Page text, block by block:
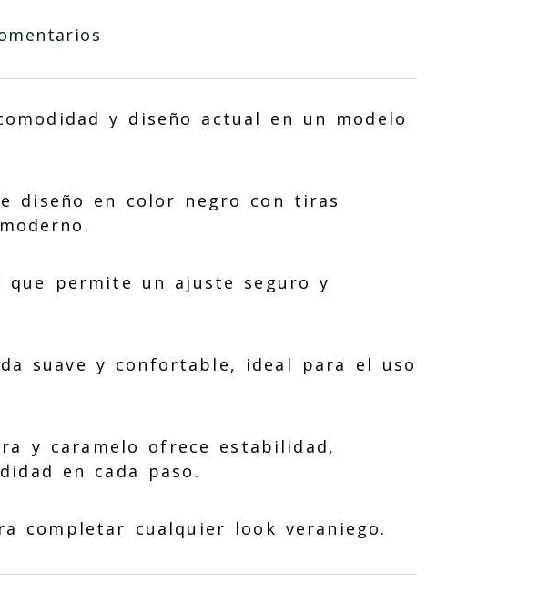
y diseño actual en un modelo
diseño en color negro con tiras
permite un ajuste seguro y
suave y confortable, ideal para el uso
y caramelo ofrece estabilidad,
en cada paso.
completar cualquier look veraniego.